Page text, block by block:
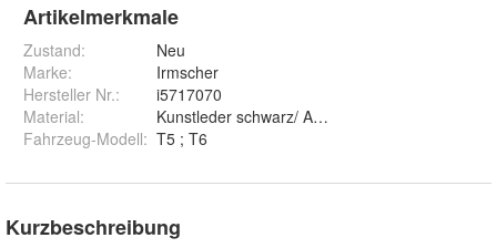
Artikelmerkmale
Zustand:
Neu
Marke:
Irmscher
Hersteller Nr.:
i5717070
Material:
Kunstleder schwarz/ ABS Kunststoff
Fahrzeug-Modell: T5 ; T6
Kurzbeschreibung